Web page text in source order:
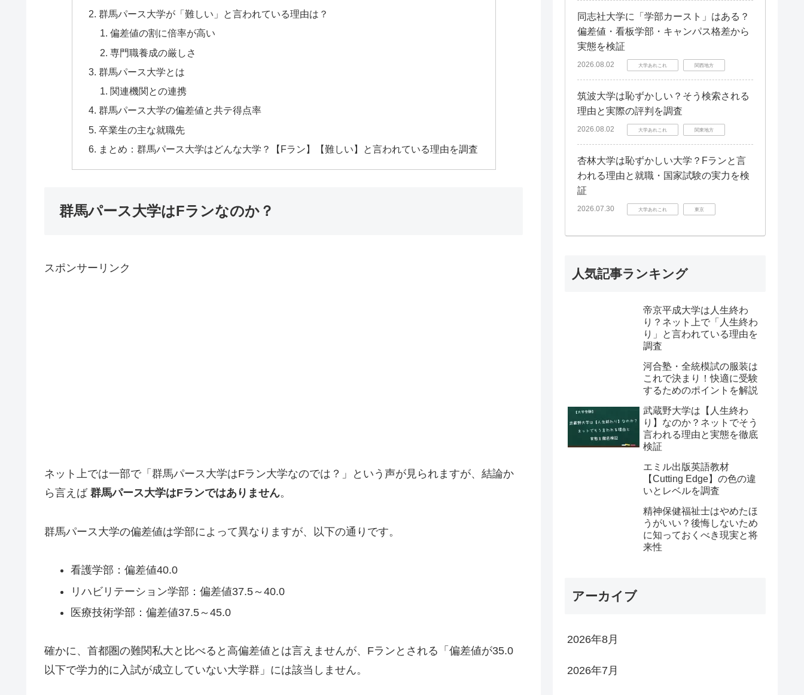
群馬パース大学が「難しい」と言われている理由は？
偏差値の割に倍率が高い
専門職養成の厳しさ
群馬パース大学とは
関連機関との連携
群馬パース大学の偏差値と共テ得点率
卒業生の主な就職先
まとめ：群馬パース大学はどんな大学？【Fラン】【難しい】と言われている理由を調査
群馬パース大学はFランなのか？
スポンサーリンク
ネット上では一部で「群馬パース大学はFラン大学なのでは？」という声が見られますが、結論か
ら言えば 群馬パース大学はFランではありません。
群馬パース大学の偏差値は学部によって異なりますが、以下の通りです。
看護学部：偏差値40.0
リハビリテーション学部：偏差値37.5～40.0
医療技術学部：偏差値37.5～45.0
確かに、首都圏の難関私大と比べると高偏差値とは言えませんが、Fランとされる「偏差値が35.0
以下で学力的に入試が成立していない大学群」には該当しません。
同志社大学に「学部カースト」はある？
偏差値・看板学部・キャンパス格差から
実態を検証
2026.08.02 大学あれこれ 関西地方
筑波大学は恥ずかしい？そう検索される
理由と実際の評判を調査
2026.08.02 大学あれこれ 関東地方
杏林大学は恥ずかしい大学？Fランと言
われる理由と就職・国家試験の実力を検
証
2026.07.30 大学あれこれ 東京
人気記事ランキング
帝京平成大学は人生終わ
り？ネット上で「人生終わ
り」と言われている理由を
調査
河合塾・全統模試の服装は
これで決まり！快適に受験
するためのポイントを解説
武蔵野大学は【人生終わ
り】なのか？ネットでそう
言われる理由と実態を徹底
検証
エミル出版英語教材
【Cutting Edge】の色の違
いとレベルを調査
精神保健福祉士はやめたほ
うがいい？後悔しないため
に知っておくべき現実と将
来性
アーカイブ
2026年8月
2026年7月